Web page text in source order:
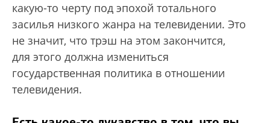
какую-то черту под эпохой тотального
засилья низкого жанра на телевидении. Это
не значит, что трэш на этом закончится,
для этого должна измениться
государственная политика в отношении
телевидения.